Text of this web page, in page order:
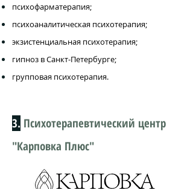
психофарматерапия;
психоаналитическая психотерапия;
экзистенциальная психотерапия;
гипноз в Санкт-Петербурге;
групповая психотерапия.
3. Психотерапевтический центр
"Карповка Плюс"